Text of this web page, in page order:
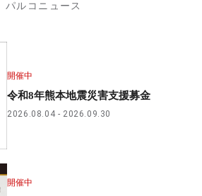
パルコニュース
開催中
令和8年熊本地震災害支援募金
2026.08.04 2026.09.30
開催中